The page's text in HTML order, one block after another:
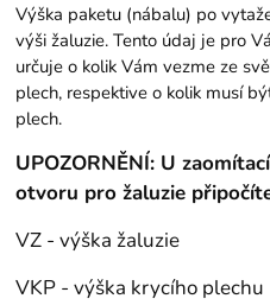
Výška paketu (nábalu) po
výši žaluzie. Tento údaj je pro
určuje o kolik Vám vezme ze
plech, respektive o kolik musí
plech.
UPOZORNĚNÍ: U
otvoru pro žaluzie
VZ - výška žaluzie
VKP - výška krycího plechu